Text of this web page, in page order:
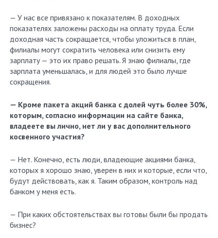
— У нас все привязано к показателям. В доходных
показателях заложены расходы на оплату труда. Если
доходная часть сокращается, чтобы уложиться в план,
филиалы могут сократить человека или снизить ему
зарплату — это их право решать. Я знаю филиалы, где
зарплата уменьшалась, и для людей это было лучше
сокращения.
— Кроме пакета акций банка с долей чуть более 30%,
которым, согласно информации на сайте банка,
владеете вы лично, нет ли у вас дополнительного
косвенного участия?
— Нет. Конечно, есть люди, владеющие акциями банка,
которых я хорошо знаю, уверен в них и которые, если что,
будут действовать, как я. Таким образом, контроль над
банком у меня есть.
— При каких обстоятельствах вы готовы были бы продать
бизнес?